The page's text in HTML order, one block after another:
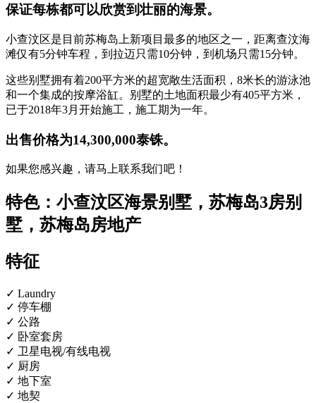
保证每栋都可以欣赏到壮丽的海景。
小查汶区是目前苏梅岛上新项目最多的地区之一，距离查汶海
滩仅有5分钟车程，到拉迈只需10分钟，到机场只需15分钟。
这些别墅拥有着200平方米的超宽敞生活面积，8米长的游泳池
和一个集成的按摩浴缸。别墅的土地面积最少有405平方米，
已于2018年3月开始施工，施工期为一年。
出售价格为14,300,000泰铢。
如果您感兴趣，请马上联系我们吧！
特色：小查汶区海景别墅，苏梅岛3房别
墅，苏梅岛房地产
特征
✓ Laundry
✓ 停车棚
✓ 公路
✓ 卧室套房
✓ 卫星电视/有线电视
✓ 厨房
✓ 地下室
✓ 地契